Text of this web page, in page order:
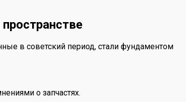
в советский период, стали фундаментом
о запчастях.